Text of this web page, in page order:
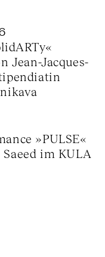
Jean-Jacques-
»PULSE«
im KULA